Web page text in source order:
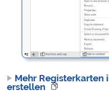
Mehr Registerkarten
erstellen